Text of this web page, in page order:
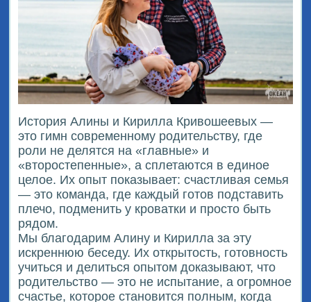
История Алины и Кирилла Кривошеевых —
это гимн современному родительству, где
роли не делятся на «главные» и
«второстепенные», а сплетаются в единое
целое. Их опыт показывает: счастливая семья
— это команда, где каждый готов подставить
плечо, подменить у кроватки и просто быть
рядом.
Мы благодарим Алину и Кирилла за эту
искреннюю беседу. Их открытость, готовность
учиться и делиться опытом доказывают, что
родительство — это не испытание, а огромное
счастье, которое становится полным, когда